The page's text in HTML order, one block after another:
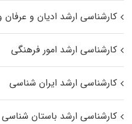
کارشناسی ارشد ادیان و
کارشناسی ارشد امور فرهنگی
کارشناسی ارشد ایران شناسی
کارشناسی ارشد باستان شناسی